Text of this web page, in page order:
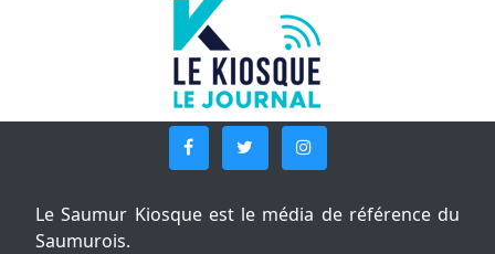
Le Saumur Kiosque est le média de référence du
Saumurois.